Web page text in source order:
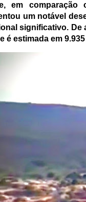
em
um notável
significativo. De
é estimada em